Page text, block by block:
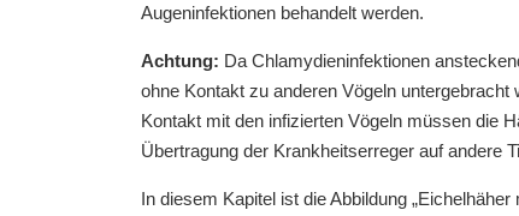
Augeninfektionen behandelt werden.
Achtung: Da Chlamydieninfektionen
ohne Kontakt zu anderen Vögeln
Kontakt mit den infizierten Vögeln müssen die
Übertragung der Krankheitserreger auf andere
In diesem Kapitel ist die Abbildung